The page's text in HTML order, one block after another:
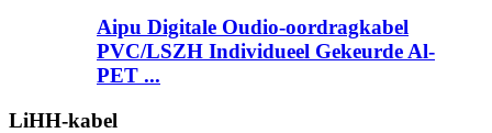
Aipu Digitale Oudio-oordragkabel
PVC/LSZH Individueel Gekeurde Al-
PET ...
LiHH-kabel